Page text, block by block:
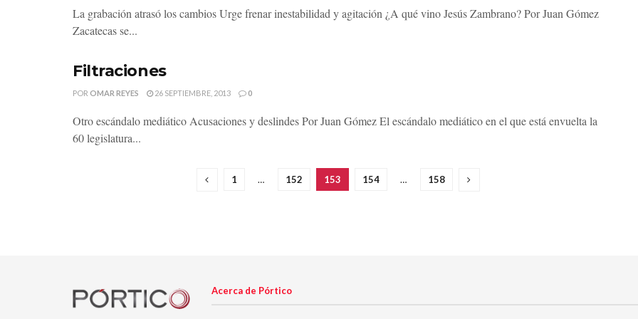
La grabación atrasó los cambios Urge frenar inestabilidad y agitación ¿A qué vino Jesús Zambrano? Por Juan Gómez
Zacatecas se...
Filtraciones
POR OMAR REYES 26 SEPTIEMBRE, 2013 0
Otro escándalo mediático Acusaciones y deslindes Por Juan Gómez El escándalo mediático en el que está envuelta la
60 legislatura...
1 … 152 153 154 … 158
Acerca de Pórtico